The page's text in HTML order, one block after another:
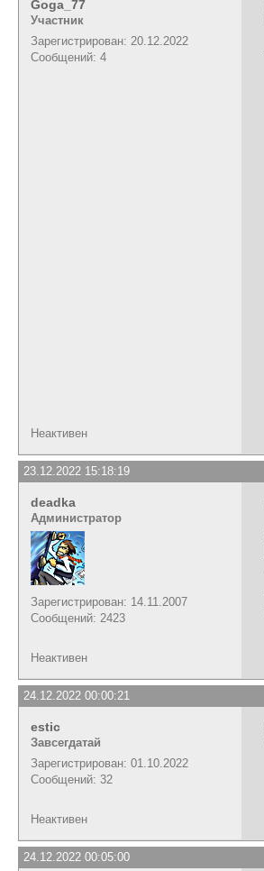
Goga_77
Участник
Зарегистрирован: 20.12.2022
Сообщений: 4
Неактивен
23.12.2022 15:18:19
deadka
Администратор
Зарегистрирован: 14.11.2007
Сообщений: 2423
Неактивен
24.12.2022 00:00:21
estic
Завсегдатай
Зарегистрирован: 01.10.2022
Сообщений: 32
Неактивен
24.12.2022 00:05:00